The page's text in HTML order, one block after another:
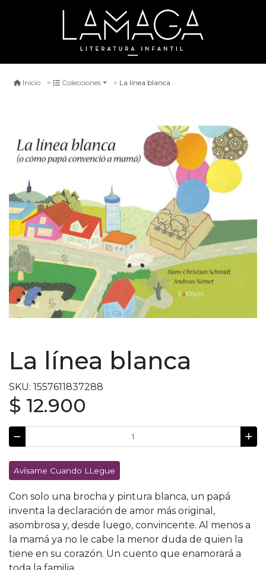
Inicio Colecciones La línea blanca
La línea blanca
SKU: 1557611837288
$ 12.900
Avísame Cuando LLegue
Con solo una brocha y pintura blanca, un papá
inventa la declaración de amor más original,
asombrosa y, desde luego, convincente. Al menos a
la mamá ya no le cabe la menor duda de quien la
tiene en su corazón. Un cuento que enamorará a